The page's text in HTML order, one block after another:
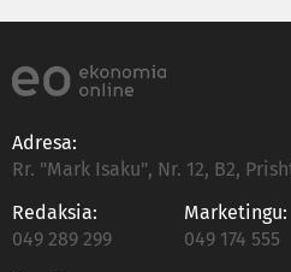
Adresa:
Rr. "Mark Isaku", Nr. 12, B2,
Redaksia:
049 289 299
Marketingu:
049 174 555